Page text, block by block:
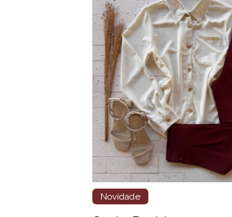
Novidade